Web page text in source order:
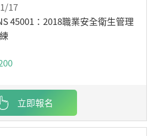
17
45001：2018職業安全衛生管理
立即報名